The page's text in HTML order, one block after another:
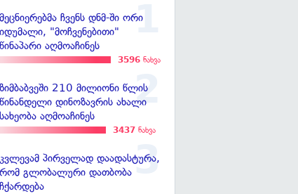
მეცნიერებმა ჩვენს დნმ-ში ორი
იდუმალი, "მოჩვენებითი"
წინაპარი აღმოაჩინეს
3596 ნახვა
ზიმბაბვეში 210 მილიონი წლის
წინანდელი დინოზავრის ახალი
სახეობა აღმოაჩინეს
3437 ნახვა
კვლევამ პირველად დაადასტურა,
რომ გლობალური დათბობა
ჩქარდება